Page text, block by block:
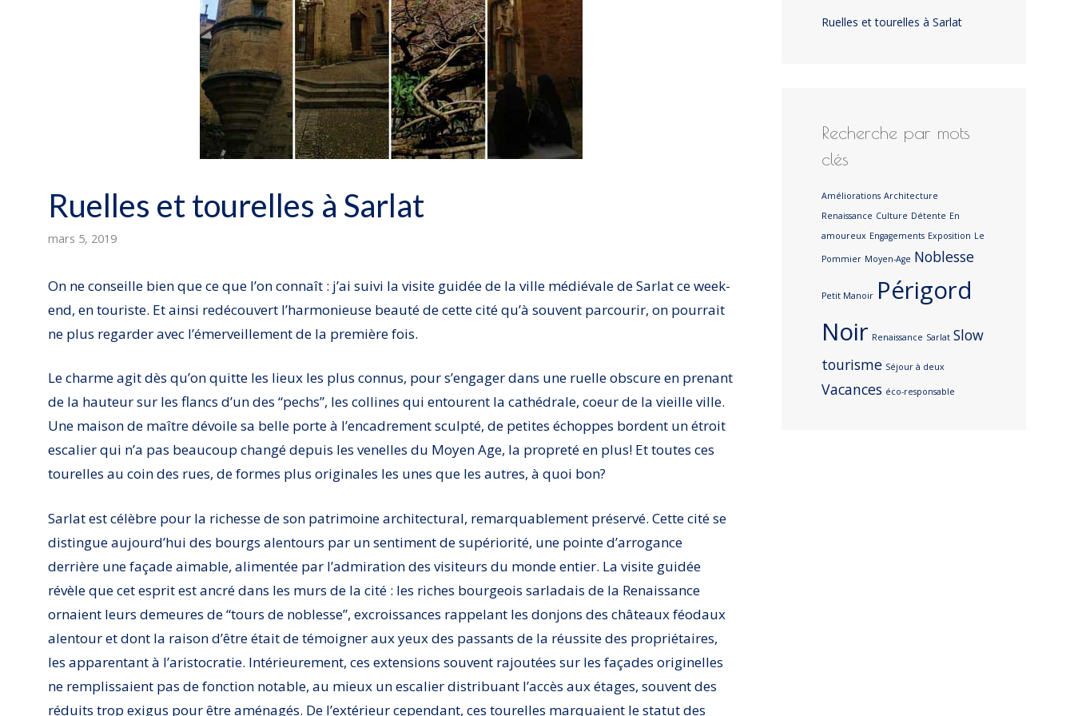
Ruelles et tourelles à Sarlat
mars 5, 2019
On ne conseille bien que ce que l’on connaît : j’ai suivi la visite guidée de la ville médiévale de Sarlat ce week-
end, en touriste. Et ainsi redécouvert l’harmonieuse beauté de cette cité qu’à souvent parcourir, on pourrait
ne plus regarder avec l’émerveillement de la première fois.
Le charme agit dès qu’on quitte les lieux les plus connus, pour s’engager dans une ruelle obscure en prenant
de la hauteur sur les flancs d’un des “pechs”, les collines qui entourent la cathédrale, coeur de la vieille ville.
Une maison de maître dévoile sa belle porte à l’encadrement sculpté, de petites échoppes bordent un étroit
escalier qui n’a pas beaucoup changé depuis les venelles du Moyen Age, la propreté en plus! Et toutes ces
tourelles au coin des rues, de formes plus originales les unes que les autres, à quoi bon?
Sarlat est célèbre pour la richesse de son patrimoine architectural, remarquablement préservé. Cette cité se
distingue aujourd’hui des bourgs alentours par un sentiment de supériorité, une pointe d’arrogance
derrière une façade aimable, alimentée par l’admiration des visiteurs du monde entier. La visite guidée
révèle que cet esprit est ancré dans les murs de la cité : les riches bourgeois sarladais de la Renaissance
ornaient leurs demeures de “tours de noblesse”, excroissances rappelant les donjons des châteaux féodaux
alentour et dont la raison d’être était de témoigner aux yeux des passants de la réussite des propriétaires,
les apparentant à l’aristocratie. Intérieurement, ces extensions souvent rajoutées sur les façades originelles
ne remplissaient pas de fonction notable, au mieux un escalier distribuant l’accès aux étages, souvent des
réduits trop exigus pour être aménagés. De l’extérieur cependant, ces tourelles marquaient le statut des
Ruelles et tourelles à Sarlat
Recherche par mots
clés
Améliorations Architecture
Renaissance Culture Détente En
amoureux Engagements Exposition Le
Pommier Moyen-Age Noblesse
Petit Manoir Périgord
Noir Renaissance Sarlat Slow
tourisme Séjour à deux
Vacances éco-responsable